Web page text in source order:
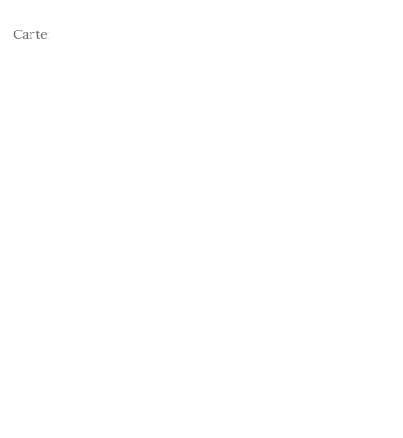
Carte: